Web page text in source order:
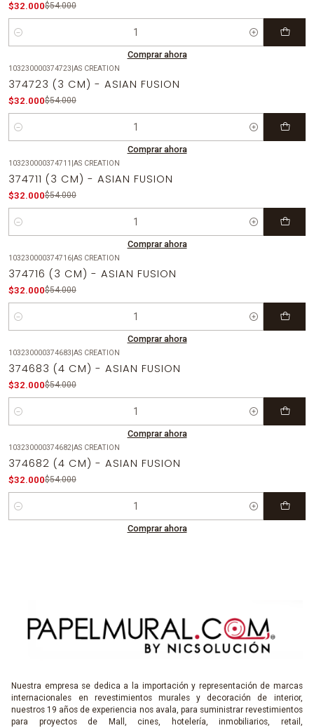
$32.000$54.000
Cantidad
Comprar ahora
-41% OFF
103230000374723|AS CREATION
374723 (3 CM) - ASIAN FUSION
$32.000$54.000
Cantidad
Comprar ahora
OFF
103230000374711 |AS CREATION
374711 (3 CM) - ASIAN FUSION
$32.000$54.000
Cantidad
Comprar ahora
-41%OFF
103230000374716|AS CREATION
374716 (3 CM) - ASIAN FUSION
$32.000$54.000
Cantidad
Comprar ahora
-41% OFF
103230000374683|AS CREATION
374683 (4 CM) - ASIAN FUSION
$32.000$54.000
Cantidad
Comprar ahora
-41% OFF
103230000374682|AS CREATION
374682 (4 CM) - ASIAN FUSION
$32.000$54.000
Cantidad
Comprar ahora
Nuestra empresa se dedica a la importación y representación de marcas
internacionales en revestimientos murales y decoración de interior,
nuestros 19 años de experiencia nos avala, para suministrar revestimientos
para proyectos de Mall, cines, hotelería, inmobiliarios, retail,